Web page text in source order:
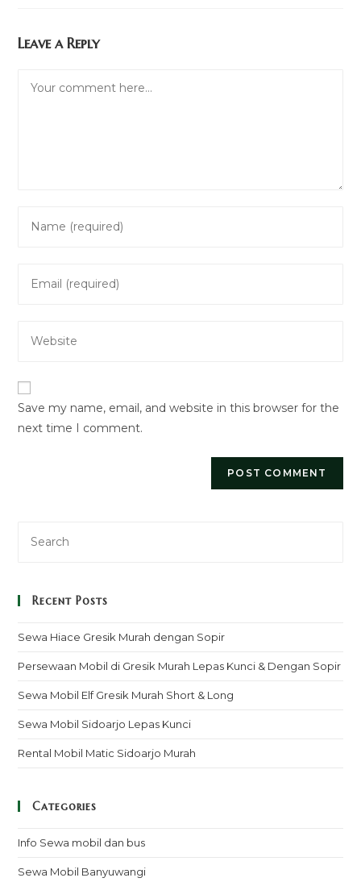
Leave a Reply
your
comment
your
address
your
URL
(optional)
Save my name, email, and website in this browser for the
next time I comment.
Recent Posts
Sewa Hiace Gresik Murah dengan Sopir
Persewaan Mobil di Gresik Murah Lepas Kunci & Dengan Sopir
Sewa Mobil Elf Gresik Murah Short & Long
Sewa Mobil Sidoarjo Lepas Kunci
Rental Mobil Matic Sidoarjo Murah
Categories
Info Sewa mobil dan bus
Sewa Mobil Banyuwangi